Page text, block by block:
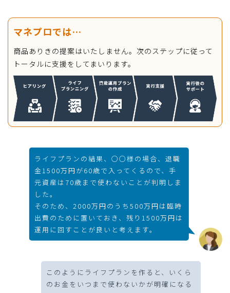
マネプロでは…
商品ありきの提案はいたしません。次のステップに従って
トータルに支援をしてまいります。
ライフプランの結果、○○様の場合、退職
金1500万円が60歳で入ってくるので、手
元資産は70歳まで使わないことが判明しま
した。
そのため、2000万円のうち500万円は臨時
出費のために置いておき、残り1500万円は
運用に回すことが良いと考えます。
このようにライフプランを作ると、いくら
のお金をいつまで使わないかが明確になる